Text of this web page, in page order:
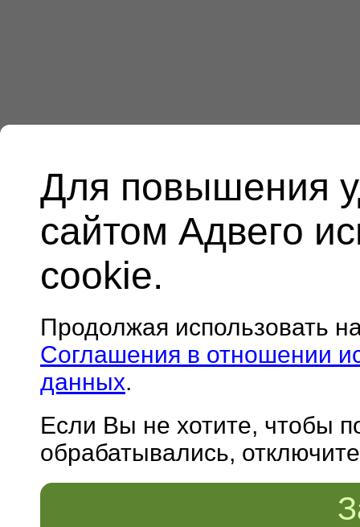
Для повышения
сайтом Адвего
cookie.
Продолжая использовать
Соглашения в отношении
данных.
Если Вы не хотите, чтобы
обрабатывались,